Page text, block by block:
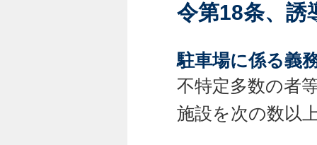
令第18条、誘
駐車場に係る義
不特定多数の者
施設を次の数以